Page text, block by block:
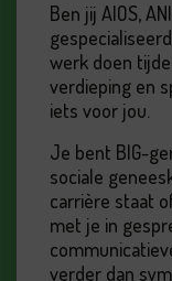
Ben jij AIOS,
werk doen
verdieping en
iets voor jou.
Je bent BIG-
sociale
carrière staat
met je in
verder dan